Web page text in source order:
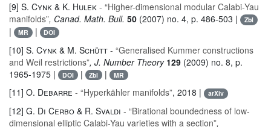
[9] S. Cynk & K. Hulek - “Higher-dimensional modular Calabi-Yau
manifolds”, Canad. Math. Bull. 50 (2007) no. 4, p. 486-503 | Zbl
| MR | DOI
[10] S. Cynk & M. Schütt - “Generalised Kummer constructions
and Weil restrictions”, J. Number Theory129 (2009) no. 8, p.
1965-1975 |
DOI | Zbl | MR
[11] O. Debarre - “Hyperkähler manifolds”, 2018 | arXiv
[12] G. Di Cerbo & R. Svaldi - “Birational boundedness of low-
dimensional elliptic Calabi-Yau varieties with a section”,